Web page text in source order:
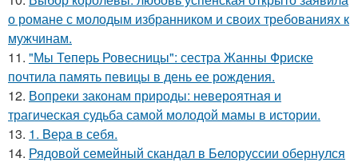
о романе с молодым избранником и своих требованиях к
мужчинам.
11. "Мы Теперь Ровесницы": сестра Жанны Фриске
почтила память певицы в день ее рождения.
12. Вопреки законам природы: невероятная и
трагическая судьба самой молодой мамы в истории.
13. 1. Bеpa в себя.
14. Рядовой семейный скандал в Белоруссии обернулся